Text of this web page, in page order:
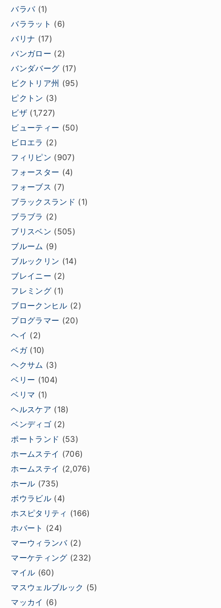
バラバ(1)
バララット (6)
バリナ (17)
バンガロー (2)
バンダバーグ (17)
ビクトリア州 (95)
ピクトン (3)
ビザ (1,727)
ビューティー (50)
ビロエラ (2)
フィリピン (907)
フォースター (4)
フォーブス (7)
ブラックスランド (1)
ブラブラ (2)
ブリスベン (505)
ブルーム (9)
ブルックリン (14)
ブレイニー (2)
フレミング (1)
ブロークンヒル (2)
プログラマー (20)
ヘイ (2)
ベガ(10)
ヘクサム (3)
ベリー (104)
ベリマ (1)
ヘルスケア (18)
ベンディゴ (2)
ポートランド (53)
ホームステイ (706)
ホームステイ (2,076)
ホール (735)
ボウラビル (4)
ホスピタリティ (166)
ホバート (24)
マーウィランバ(2)
マーケティング (232)
マイル (60)
マスウェルブルック (5)
マッカイ (6)